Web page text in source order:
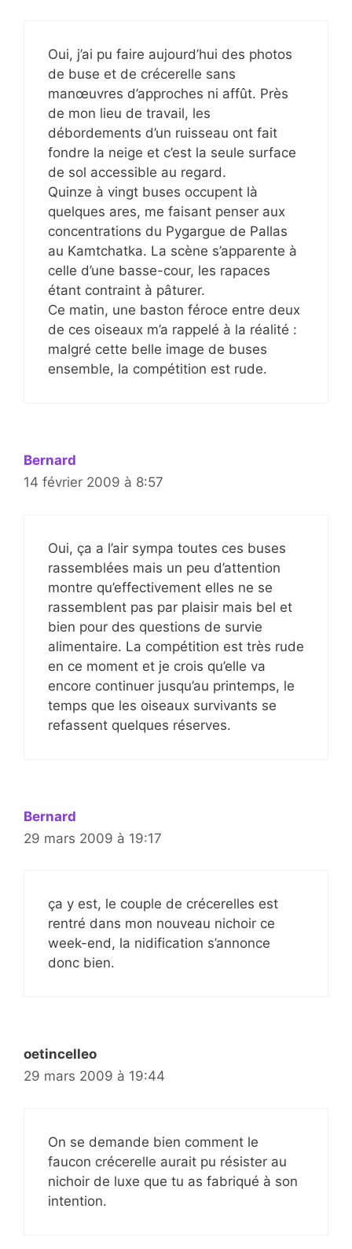
Oui, j’ai pu faire aujourd’hui des photos
de buse et de crécerelle sans
manœuvres d’approches ni affût. Près
de mon lieu de travail, les
débordements d’un ruisseau ont fait
fondre la neige et c’est la seule surface
de sol accessible au regard.
Quinze à vingt buses occupent là
quelques ares, me faisant penser aux
concentrations du Pygargue de Pallas
au Kamtchatka. La scène s’apparente à
celle d’une basse-cour, les rapaces
étant contraint à pâturer.
Ce matin, une baston féroce entre deux
de ces oiseaux m’a rappelé à la réalité :
malgré cette belle image de buses
ensemble, la compétition est rude.
Bernard
14 février 2009 à 8:57
Oui, ça a l’air sympa toutes ces buses
rassemblées mais un peu d’attention
montre qu’effectivement elles ne se
rassemblent pas par plaisir mais bel et
bien pour des questions de survie
alimentaire. La compétition est très rude
en ce moment et je crois qu’elle va
encore continuer jusqu’au printemps, le
temps que les oiseaux survivants se
refassent quelques réserves.
Bernard
29 mars 2009 à 19:17
ça y est, le couple de crécerelles est
rentré dans mon nouveau nichoir ce
week-end, la nidification s’annonce
donc bien.
oetincelleo
29 mars 2009 à 19:44
On se demande bien comment le
faucon crécerelle aurait pu résister au
nichoir de luxe que tu as fabriqué à son
intention.